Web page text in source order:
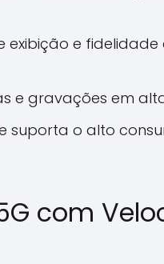
exibição e
e gravações em
suporta o alto
com